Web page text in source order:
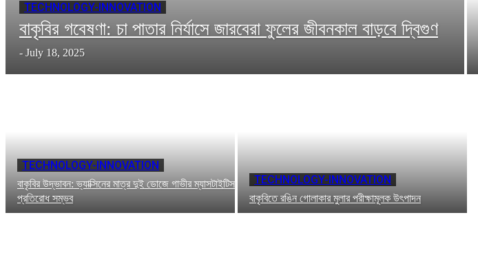
TECHNOLOGY-INNOVATION
বাকৃবির গবেষণা: চা পাতার নির্যাসে জারবেরা ফুলের জীবনকাল বাড়বে দ্বিগুণ
- July 18, 2025
TECHNOLOGY-INNOVATION
বাকৃবির উদ্ভাবন: ভ্যাক্সিনের মাত্র দুই ডোজে গাভীর ম্যাসটাইটিস
প্রতিরোধ সম্ভব
TECHNOLOGY-INNOVATION
বাকৃবিতে রঙিন গোলাকার মুলার পরীক্ষামূলক উৎপাদন